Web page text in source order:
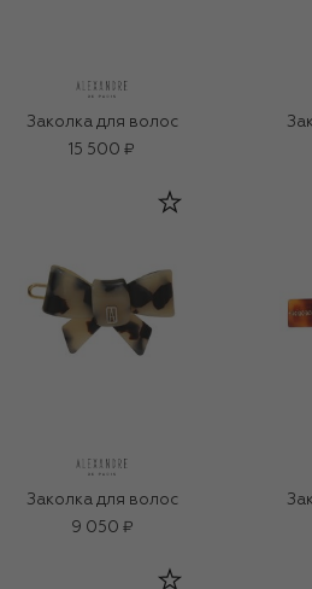
Заколка для волос
15 500 ₽
Заколка для волос
9 050 ₽